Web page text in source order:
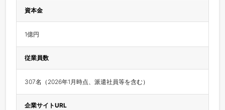
資本金
1億円
従業員数
307名（2026年1月時点、派遣社員等を含む）
企業サイトURL